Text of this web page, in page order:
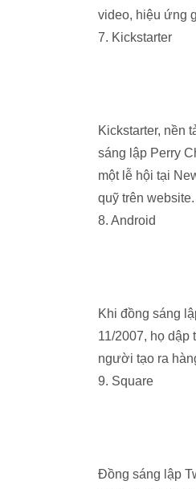
video, hiệu ứng
7. Kickstarter
Kickstarter, nền
sáng lập Perry
một lễ hội tại
quỹ trên website.
8. Android
Khi đồng sáng
11/2007, họ dập
người tạo ra
9. Square
Đồng sáng lập